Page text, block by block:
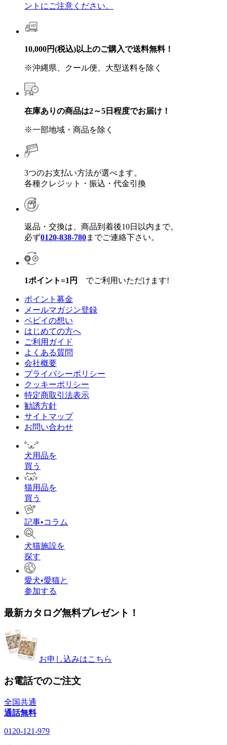
ントにご注意ください。
10,000円(税込)以上のご購入で送料無料！
※沖縄県、クール便、大型送料を除く
在庫ありの商品は2～5日程度でお届け！
※一部地域・商品を除く
3つのお支払い方法が選べます。
各種クレジット・振込・代金引換
返品・交換は、商品到着後10日以内まで。
必ず0120-838-780までご連絡下さい。
1ポイント=1円 でご利用いただけます!
ポイント募金
メールマガジン登録
ペピイの想い
はじめての方へ
ご利用ガイド
よくある質問
会社概要
プライバシーポリシー
クッキーポリシー
特定商取引法表示
勧誘方針
サイトマップ
お問い合わせ
犬用品を
買う
猫用品を
買う
記事•コラム
犬猫施設を
探す
愛犬•愛猫と
参加する
最新カタログ無料プレゼント！
お申し込みはこちら
お電話でのご注文
全国共通
通話無料
0120-121-979